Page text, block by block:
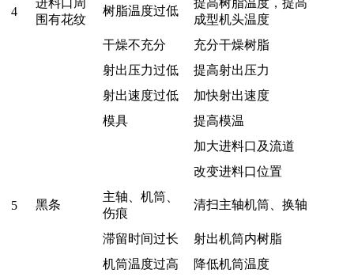
4
进料口周
围有花纹
树脂温度过低
提高树脂温度，提高
成型机头温度
干燥不充分
充分干燥树脂
射出压力过低
提高射出压力
射出速度过低
加快射出速度
模具
提高模温
加大进料口及流道
改变进料口位置
5 黑条
主轴、机筒、
伤痕
清扫主轴机筒、换轴
滞留时间过长
射出机筒内树脂
机筒温度过高
降低机筒温度